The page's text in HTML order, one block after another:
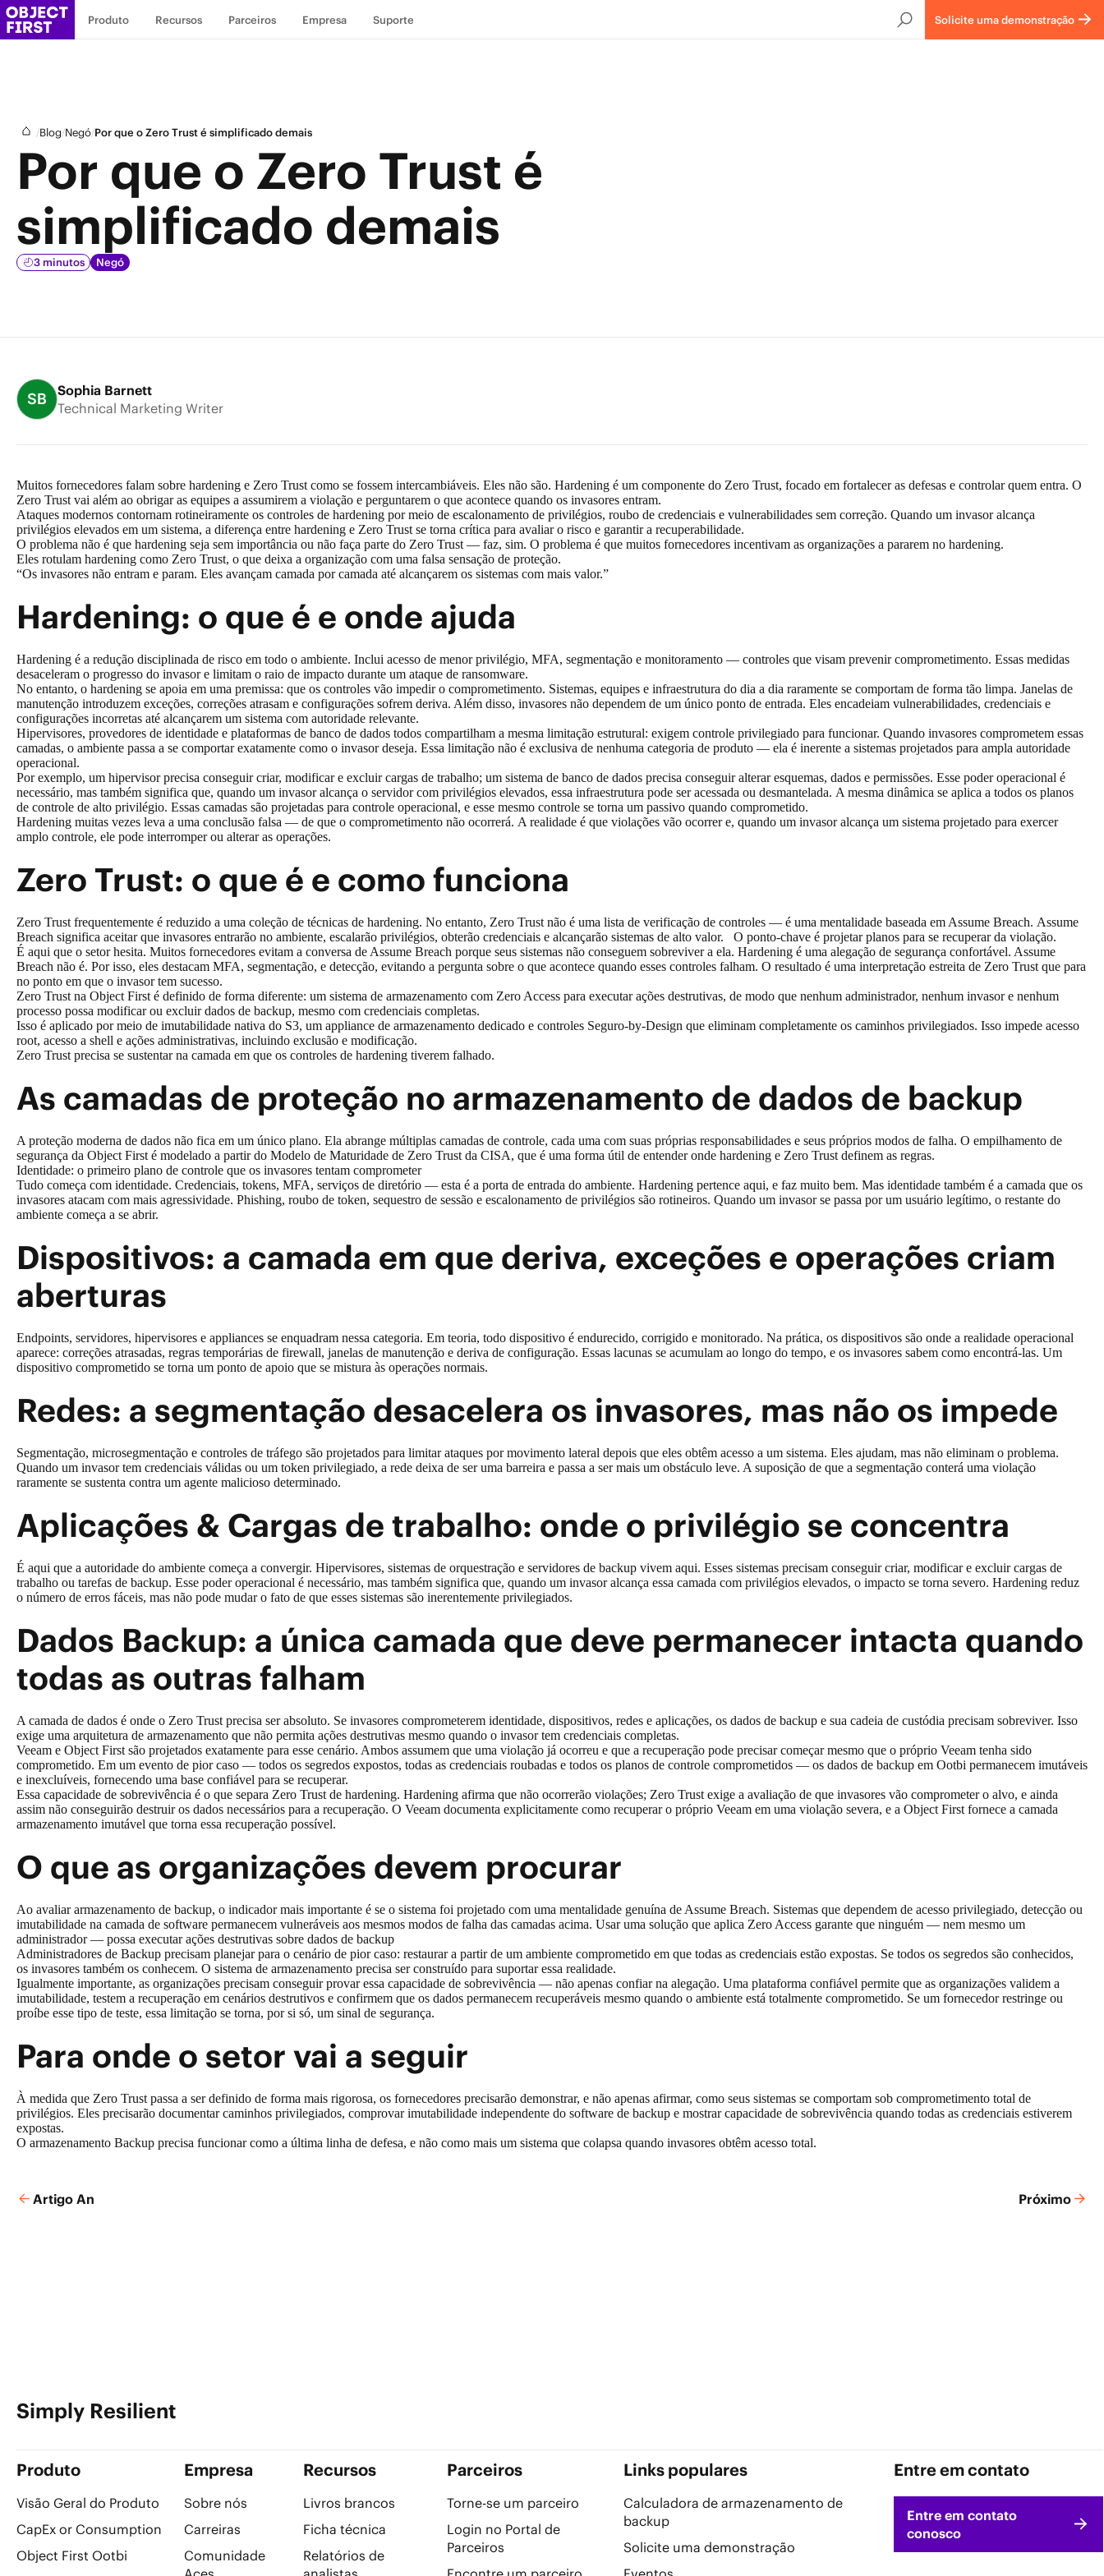
Produto Recursos Parceiros Empresa Suporte Solicite uma demonstração
/Blog/Negó/Por que o Zero Trust é simplificado demais
Por que o Zero Trust é
simplificado demais
3 minutos Negó
SB
Sophia Barnett
Technical Marketing Writer
Muitos fornecedores falam sobre hardening e Zero Trust como se fossem intercambiáveis. Eles não são. Hardening é um componente do Zero Trust, focado em fortalecer as defesas e controlar quem entra. O
Zero Trust vai além ao obrigar as equipes a assumirem a violação e perguntarem o que acontece quando os invasores entram.
Ataques modernos contornam rotineiramente os controles de hardening por meio de escalonamento de privilégios, roubo de credenciais e vulnerabilidades sem correção. Quando um invasor alcança
privilégios elevados em um sistema, a diferença entre hardening e Zero Trust se torna crítica para avaliar o risco e garantir a recuperabilidade.
O problema não é que hardening seja sem importância ou não faça parte do Zero Trust — faz, sim. O problema é que muitos fornecedores incentivam as organizações a pararem no hardening.
Eles rotulam hardening como Zero Trust, o que deixa a organização com uma falsa sensação de proteção.
“Os invasores não entram e param. Eles avançam camada por camada até alcançarem os sistemas com mais valor.”
Hardening: o que é e onde ajuda
Hardening é a redução disciplinada de risco em todo o ambiente. Inclui acesso de menor privilégio, MFA, segmentação e monitoramento — controles que visam prevenir comprometimento. Essas medidas
desaceleram o progresso do invasor e limitam o raio de impacto durante um ataque de ransomware.
No entanto, o hardening se apoia em uma premissa: que os controles vão impedir o comprometimento. Sistemas, equipes e infraestrutura do dia a dia raramente se comportam de forma tão limpa. Janelas de
manutenção introduzem exceções, correções atrasam e configurações sofrem deriva. Além disso, invasores não dependem de um único ponto de entrada. Eles encadeiam vulnerabilidades, credenciais e
configurações incorretas até alcançarem um sistema com autoridade relevante.
Hipervisores, provedores de identidade e plataformas de banco de dados todos compartilham a mesma limitação estrutural: exigem controle privilegiado para funcionar. Quando invasores comprometem essas
camadas, o ambiente passa a se comportar exatamente como o invasor deseja. Essa limitação não é exclusiva de nenhuma categoria de produto — ela é inerente a sistemas projetados para ampla autoridade
operacional.
Por exemplo, um hipervisor precisa conseguir criar, modificar e excluir cargas de trabalho; um sistema de banco de dados precisa conseguir alterar esquemas, dados e permissões. Esse poder operacional é
necessário, mas também significa que, quando um invasor alcança o servidor com privilégios elevados, essa infraestrutura pode ser acessada ou desmantelada. A mesma dinâmica se aplica a todos os planos
de controle de alto privilégio. Essas camadas são projetadas para controle operacional, e esse mesmo controle se torna um passivo quando comprometido.
Hardening muitas vezes leva a uma conclusão falsa — de que o comprometimento não ocorrerá. A realidade é que violações vão ocorrer e, quando um invasor alcança um sistema projetado para exercer
amplo controle, ele pode interromper ou alterar as operações.
Zero Trust: o que é e como funciona
Zero Trust frequentemente é reduzido a uma coleção de técnicas de hardening. No entanto, Zero Trust não é uma lista de verificação de controles — é uma mentalidade baseada em Assume Breach. Assume
Breach significa aceitar que invasores entrarão no ambiente, escalarão privilégios, obterão credenciais e alcançarão sistemas de alto valor. O ponto-chave é projetar planos para se recuperar da violação.
É aqui que o setor hesita. Muitos fornecedores evitam a conversa de Assume Breach porque seus sistemas não conseguem sobreviver a ela. Hardening é uma alegação de segurança confortável. Assume
Breach não é. Por isso, eles destacam MFA, segmentação, e detecção, evitando a pergunta sobre o que acontece quando esses controles falham. O resultado é uma interpretação estreita de Zero Trust que para
no ponto em que o invasor tem sucesso.
Zero Trust na Object First é definido de forma diferente: um sistema de armazenamento com Zero Access para executar ações destrutivas, de modo que nenhum administrador, nenhum invasor e nenhum
processo possa modificar ou excluir dados de backup, mesmo com credenciais completas.
Isso é aplicado por meio de imutabilidade nativa do S3, um appliance de armazenamento dedicado e controles Seguro‑by‑Design que eliminam completamente os caminhos privilegiados. Isso impede acesso
root, acesso a shell e ações administrativas, incluindo exclusão e modificação.
Zero Trust precisa se sustentar na camada em que os controles de hardening tiverem falhado.
As camadas de proteção no armazenamento de dados de backup
A proteção moderna de dados não fica em um único plano. Ela abrange múltiplas camadas de controle, cada uma com suas próprias responsabilidades e seus próprios modos de falha. O empilhamento de
segurança da Object First é modelado a partir do Modelo de Maturidade de Zero Trust da CISA, que é uma forma útil de entender onde hardening e Zero Trust definem as regras.
Identidade: o primeiro plano de controle que os invasores tentam comprometer
Tudo começa com identidade. Credenciais, tokens, MFA, serviços de diretório — esta é a porta de entrada do ambiente. Hardening pertence aqui, e faz muito bem. Mas identidade também é a camada que os
invasores atacam com mais agressividade. Phishing, roubo de token, sequestro de sessão e escalonamento de privilégios são rotineiros. Quando um invasor se passa por um usuário legítimo, o restante do
ambiente começa a se abrir.
Dispositivos: a camada em que deriva, exceções e operações criam
aberturas
Endpoints, servidores, hipervisores e appliances se enquadram nessa categoria. Em teoria, todo dispositivo é endurecido, corrigido e monitorado. Na prática, os dispositivos são onde a realidade operacional
aparece: correções atrasadas, regras temporárias de firewall, janelas de manutenção e deriva de configuração. Essas lacunas se acumulam ao longo do tempo, e os invasores sabem como encontrá-las. Um
dispositivo comprometido se torna um ponto de apoio que se mistura às operações normais.
Redes: a segmentação desacelera os invasores, mas não os impede
Segmentação, microsegmentação e controles de tráfego são projetados para limitar ataques por movimento lateral depois que eles obtêm acesso a um sistema. Eles ajudam, mas não eliminam o problema.
Quando um invasor tem credenciais válidas ou um token privilegiado, a rede deixa de ser uma barreira e passa a ser mais um obstáculo leve. A suposição de que a segmentação conterá uma violação
raramente se sustenta contra um agente malicioso determinado.
Aplicações & Cargas de trabalho: onde o privilégio se concentra
É aqui que a autoridade do ambiente começa a convergir. Hipervisores, sistemas de orquestração e servidores de backup vivem aqui. Esses sistemas precisam conseguir criar, modificar e excluir cargas de
trabalho ou tarefas de backup. Esse poder operacional é necessário, mas também significa que, quando um invasor alcança essa camada com privilégios elevados, o impacto se torna severo. Hardening reduz
o número de erros fáceis, mas não pode mudar o fato de que esses sistemas são inerentemente privilegiados.
Dados Backup: a única camada que deve permanecer intacta quando
todas as outras falham
A camada de dados é onde o Zero Trust precisa ser absoluto. Se invasores comprometerem identidade, dispositivos, redes e aplicações, os dados de backup e sua cadeia de custódia precisam sobreviver. Isso
exige uma arquitetura de armazenamento que não permita ações destrutivas mesmo quando o invasor tem credenciais completas.
Veeam e Object First são projetados exatamente para esse cenário. Ambos assumem que uma violação já ocorreu e que a recuperação pode precisar começar mesmo que o próprio Veeam tenha sido
comprometido. Em um evento de pior caso — todos os segredos expostos, todas as credenciais roubadas e todos os planos de controle comprometidos — os dados de backup em Ootbi permanecem imutáveis
e inexcluíveis, fornecendo uma base confiável para se recuperar.
Essa capacidade de sobrevivência é o que separa Zero Trust de hardening. Hardening afirma que não ocorrerão violações; Zero Trust exige a avaliação de que invasores vão comprometer o alvo, e ainda
assim não conseguirão destruir os dados necessários para a recuperação. O Veeam documenta explicitamente como recuperar o próprio Veeam em uma violação severa, e a Object First fornece a camada
armazenamento imutável que torna essa recuperação possível.
O que as organizações devem procurar
Ao avaliar armazenamento de backup, o indicador mais importante é se o sistema foi projetado com uma mentalidade genuína de Assume Breach. Sistemas que dependem de acesso privilegiado, detecção ou
imutabilidade na camada de software permanecem vulneráveis aos mesmos modos de falha das camadas acima. Usar uma solução que aplica Zero Access garante que ninguém — nem mesmo um
administrador — possa executar ações destrutivas sobre dados de backup
Administradores de Backup precisam planejar para o cenário de pior caso: restaurar a partir de um ambiente comprometido em que todas as credenciais estão expostas. Se todos os segredos são conhecidos,
os invasores também os conhecem. O sistema de armazenamento precisa ser construído para suportar essa realidade.
Igualmente importante, as organizações precisam conseguir provar essa capacidade de sobrevivência — não apenas confiar na alegação. Uma plataforma confiável permite que as organizações validem a
imutabilidade, testem a recuperação em cenários destrutivos e confirmem que os dados permanecem recuperáveis mesmo quando o ambiente está totalmente comprometido. Se um fornecedor restringe ou
proíbe esse tipo de teste, essa limitação se torna, por si só, um sinal de segurança.
Para onde o setor vai a seguir
À medida que Zero Trust passa a ser definido de forma mais rigorosa, os fornecedores precisarão demonstrar, e não apenas afirmar, como seus sistemas se comportam sob comprometimento total de
privilégios. Eles precisarão documentar caminhos privilegiados, comprovar imutabilidade independente do software de backup e mostrar capacidade de sobrevivência quando todas as credenciais estiverem
expostas.
O armazenamento Backup precisa funcionar como a última linha de defesa, e não como mais um sistema que colapsa quando invasores obtêm acesso total.
Artigo An Próximo
Simply Resilient
Produto
Visão Geral do Produto
CapEx or Consumption
Object First Ootbi
Empresa
Sobre nós
Carreiras
Comunidade
Recursos
Livros brancos
Ficha técnica
Relatórios de
Parceiros
Torne-se um parceiro
Login no Portal de
Parceiros
Links populares
Calculadora de armazenamento de
backup
Solicite uma demonstração
Entre em contato
Entre em contato
conosco